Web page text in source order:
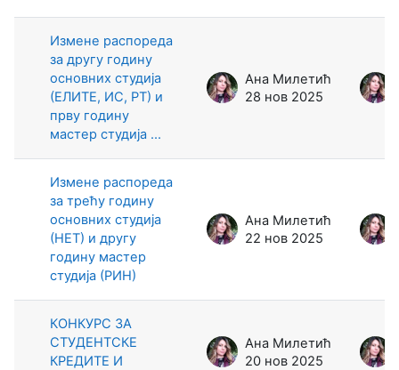
Измене распореда
за другу годину
основних студија
(ЕЛИТЕ, ИС, РТ) и
прву годину
мастер студија ...
Ана Милетић
28 нов 2025
Измене распореда
за трећу годину
основних студија
(НEТ) и другу
годину мастер
студија (РИН)
Ана Милетић
22 нов 2025
КОНКУРС ЗА
СТУДЕНТСКЕ
КРЕДИТЕ И
Ана Милетић
20 нов 2025